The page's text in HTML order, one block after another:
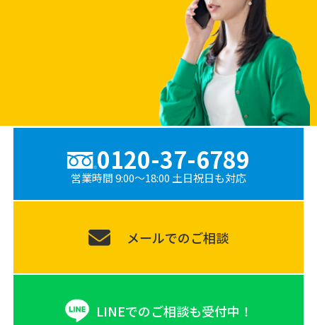
0120-37-6789
営業時間 9:00〜18:00 土日祝日も対応
メールでのご相談
LINEでのご相談も受付中！